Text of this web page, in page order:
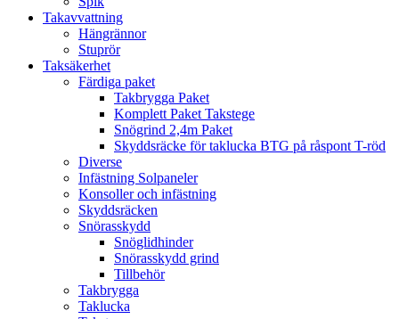
Takavvattning
Hängrännor
Stuprör
Taksäkerhet
Färdiga paket
Takbrygga Paket
Komplett Paket Takstege
Snögrind 2,4m Paket
Skyddsräcke för taklucka BTG på råspont T-röd
Diverse
Infästning Solpaneler
Konsoller och infästning
Skyddsräcken
Snörasskydd
Snöglidhinder
Snörasskydd grind
Tillbehör
Takbrygga
Taklucka